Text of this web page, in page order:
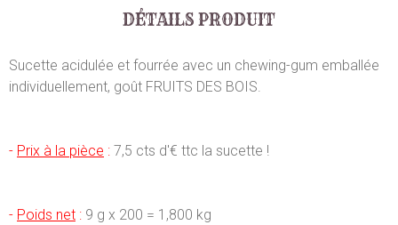
DÉTAILS PRODUIT
Sucette acidulée et fourrée avec un chewing-gum emballée
individuellement, goût FRUITS DES BOIS.
- Prix à la pièce : 7,5 cts d'€ ttc la sucette !
- Poids net : 9 g x 200 = 1,800 kg